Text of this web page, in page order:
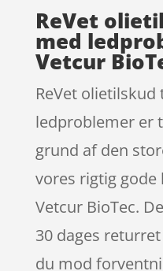
ReVet
med
Vetcur
ReVet
ledproblemer er
grund af den
vores rigtig
Vetcur BioTec.
30 dages
du mod